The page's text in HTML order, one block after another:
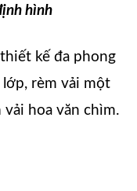
hình
kế đa phong
lớp, rèm vải một
vải hoa văn chìm.